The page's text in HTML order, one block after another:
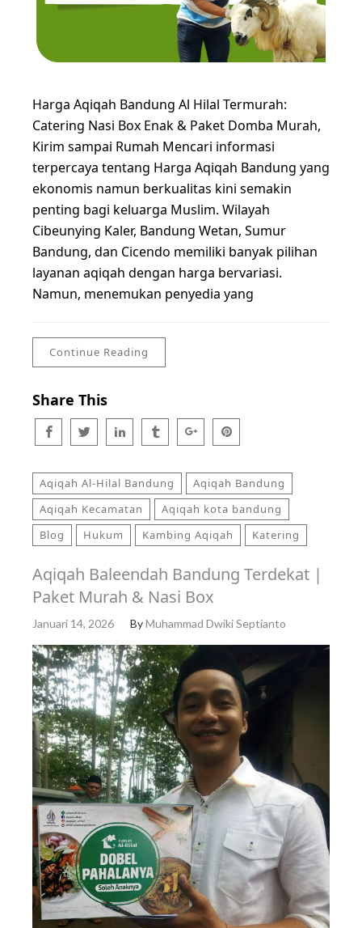
Harga Aqiqah Bandung Al Hilal Termurah:
Catering Nasi Box Enak & Paket Domba Murah,
Kirim sampai Rumah Mencari informasi
terpercaya tentang Harga Aqiqah Bandung yang
ekonomis namun berkualitas kini semakin
penting bagi keluarga Muslim. Wilayah
Cibeunying Kaler, Bandung Wetan, Sumur
Bandung, dan Cicendo memiliki banyak pilihan
layanan aqiqah dengan harga bervariasi.
Namun, menemukan penyedia yang
Continue Reading
Share This
Aqiqah Al-Hilal Bandung
Aqiqah Bandung
Aqiqah Kecamatan
Aqiqah kota bandung
Blog
Hukum Kambing Aqiqah Katering
Aqiqah Baleendah Bandung Terdekat |
Paket Murah & Nasi Box
Januari 14, 2026 ByMuhammad Dwiki Septianto